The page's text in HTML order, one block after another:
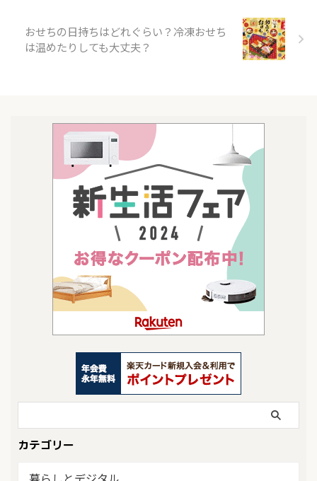
おせちの日持ちはどれぐらい？冷凍おせち
は温めたりしても大丈夫？
カテゴリー